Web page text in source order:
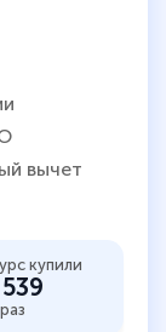
вычет
купили
раз